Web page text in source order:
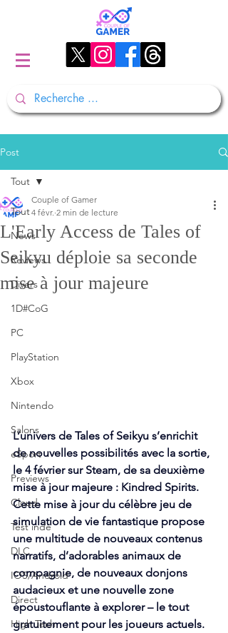
Post
Tout
News
Reviews
Divers
1D#CoG
PC
PlayStation
Xbox
Nintendo
Salons
eSport
Previews
Cloud
Test indé
DLC
IOS/Android
Direct
High Tech
Tout
L'Early Access de Tales of
Seikyu déploie sa seconde
mise à jour majeure
Couple of Gamer
4 févr. 2 min de lecture
L’univers de Tales of Seikyu s’enrichit
de nouvelles possibilités avec la sortie,
le 4 février sur Steam, de sa deuxième
mise à jour majeure : Kindred Spirits.
Cette mise à jour du célèbre jeu de
simulation de vie fantastique propose
une multitude de nouveaux contenus
narratifs, d’adorables animaux de
compagnie, de nouveaux donjons
audacieux et une nouvelle zone
époustouflante à explorer – le tout
gratuitement pour les joueurs actuels.